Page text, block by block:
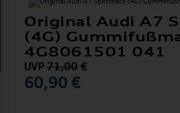
Original Audi A7
(4G)
4G8061501 041
UVP71,00 €
60,90 €